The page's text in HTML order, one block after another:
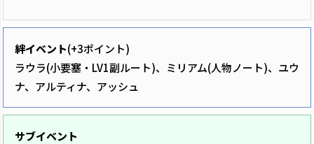
絆イベント(+3ポイント)
ラウラ(小要塞・LV1副ルート)、ミリアム(人物ノート)、ユウ
ナ、アルティナ、アッシュ
サブイベント